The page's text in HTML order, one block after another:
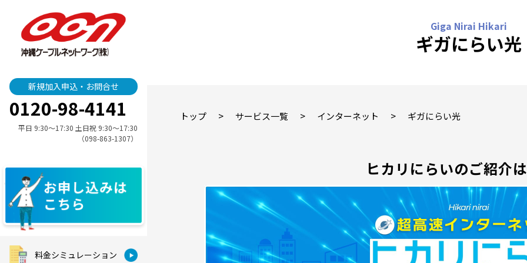
新規加入申込・お問合せ
0120-98-4141
平日 9:30〜17:30 土日祝 9:30〜17:30
（098-863-1307）
料金シミュレーション
ギガにらい光
トップ > サービス一覧 > インターネット > ギガにらい光
ヒカリにらいのご紹介